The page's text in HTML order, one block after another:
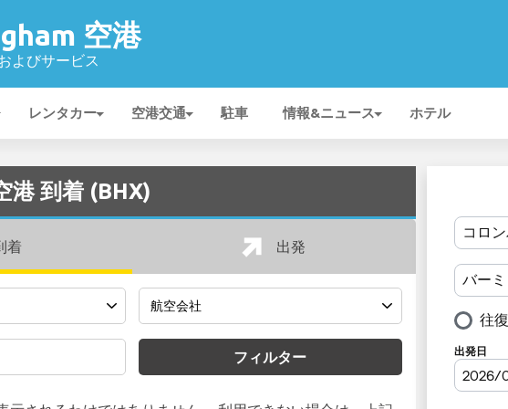
空港
よびサービス
レンタカー 空港交通 駐車 情報&ニュース ホテル
港 到着 (BHX)
着 出発
フィルター